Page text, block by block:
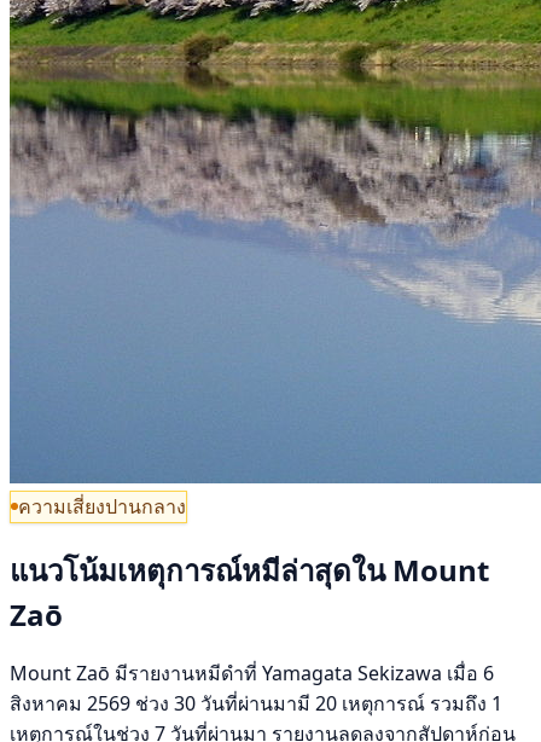
ความเสี่ยงปานกลาง
แนวโน้มเหตุการณ์หมีล่าสุดใน Mount
Zaō
Mount Zaō มีรายงานหมีดำที่ Yamagata Sekizawa เมื่อ 6
สิงหาคม 2569 ช่วง 30 วันที่ผ่านมามี 20 เหตุการณ์ รวมถึง 1
เหตุการณ์ในช่วง 7 วันที่ผ่านมา รายงานลดลงจากสัปดาห์ก่อน